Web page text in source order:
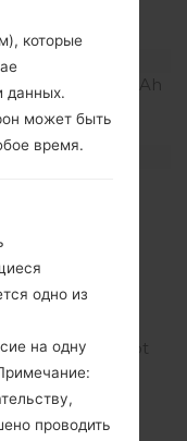
Li-Ion 1500 mAh
g/n, hotspot
которые
данных.
может быть
время.
одно из
на одну
проводить